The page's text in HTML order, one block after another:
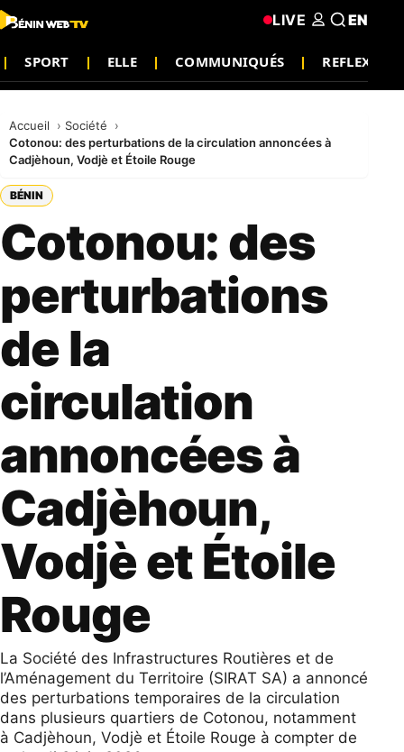
SPORT ELLE COMMUNIQUÉS REFLEXION
LIVE EN
Accueil
Société
Cotonou: des perturbations de la circulation annoncées à
Cadjèhoun, Vodjè et Étoile Rouge
BÉNIN
Cotonou: des
perturbations
de la
circulation
annoncées à
Cadjèhoun,
Vodjè et Étoile
Rouge
La Société des Infrastructures Routières et de
l’Aménagement du Territoire (SIRAT SA) a annoncé
des perturbations temporaires de la circulation
dans plusieurs quartiers de Cotonou, notamment
à Cadjèhoun, Vodjè et Étoile Rouge à compter de